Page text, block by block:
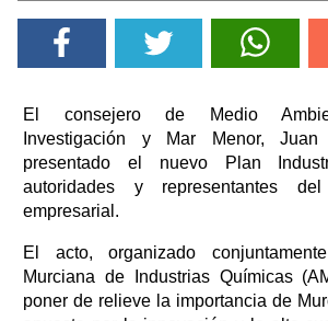
El consejero de Medio
Investigación y Mar Menor,
presentado el nuevo Plan
autoridades y representantes
empresarial.
El acto, organizado
Murciana de Industrias Químicas
poner de relieve la importancia de